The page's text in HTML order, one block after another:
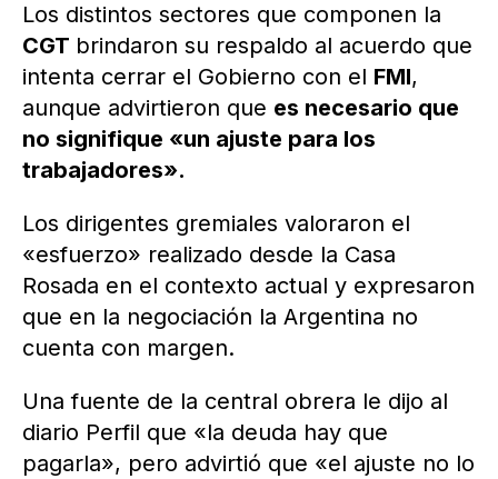
Los distintos sectores que componen la
CGT brindaron su respaldo al acuerdo que
intenta cerrar el Gobierno con el FMI,
aunque advirtieron que es necesario que
no signifique «un ajuste para los
trabajadores».
Los dirigentes gremiales valoraron el
«esfuerzo» realizado desde la Casa
Rosada en el contexto actual y expresaron
que en la negociación la Argentina no
cuenta con margen.
Una fuente de la central obrera le dijo al
diario Perfil que «la deuda hay que
pagarla», pero advirtió que «el ajuste no lo